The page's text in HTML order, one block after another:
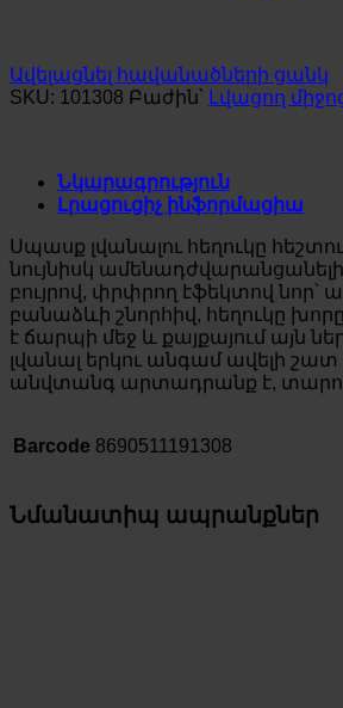
Ավելացնել հավանածների ցանկ
SKU: 101308 Բաժին՝ Լվացող
Նկարագրություն
Լրացուցիչ ինֆորմացիա
Սպասք լվանալու հեղուկը
նույնիսկ ամենադժվարանցանելի
բույրով, փրփրող էֆեկտով նոր՝
բանաձևի շնորհիվ, հեղուկը
է ճարպի մեջ և քայքայում այն
լվանալ երկու անգամ ավելի շատ
անվտանգ արտադրանք է,
Barcode 8690511191308
Նմանատիպ ապրանքներ